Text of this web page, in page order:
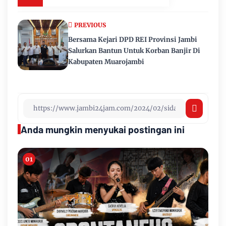
PREVIOUS
Bersama Kejari DPD REI Provinsi Jambi
Salurkan Bantun Untuk Korban Banjir Di
Kabupaten Muarojambi
Anda mungkin menyukai postingan ini